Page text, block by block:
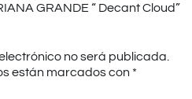
GRANDE “ Decant Cloud”
no será publicada.
están marcados con *